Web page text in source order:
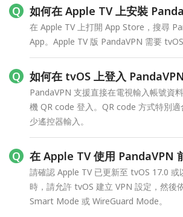
如何在 Apple TV 上安裝
在 Apple TV 上打開 App Store，搜尋
App。Apple TV 版 PandaVPN 需要
如何在 tvOS 上登入
PandaVPN 支援直接在電視輸入帳號資
機 QR code 登入。QR code 方式特別
少遙控器輸入。
在 Apple TV 使用 PandaVPN
請確認 Apple TV 已更新至 tvOS 17.0 或
時，請允許 tvOS 建立 VPN 設定，然後
Smart Mode 或 WireGuard Mode。